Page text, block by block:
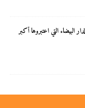
البيضاء التي اعتبروها أكبر